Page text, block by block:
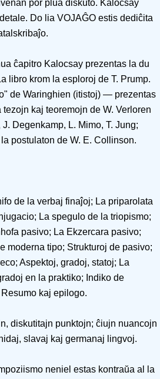
por plua diskuto. Kalocsay
Do lia VOJAĜO estis dediĉita
ĉapitro Kalocsay prezentas la du
libro krom la esploroj de T. Prump.
de Waringhien (itistoj) — prezentas
kaj teoremojn de W. Verloren
Degenkamp, L. Mimo, T. Jung;
postulaton de W. E. Collinson.
de la verbaj finaĵoj; La priparolata
La spegulo de la triopismo;
pasivo; La Ekzercara pasivo;
moderna tipo; Strukturoj de pasivo;
Aspektoj, gradoj, statoj; La
en la praktiko; Indiko de
kaj epilogo.
diskutitajn punktojn; ĉiujn nuancojn
slavaj kaj germanaj lingvoj.
neniel estas kontraŭa al la